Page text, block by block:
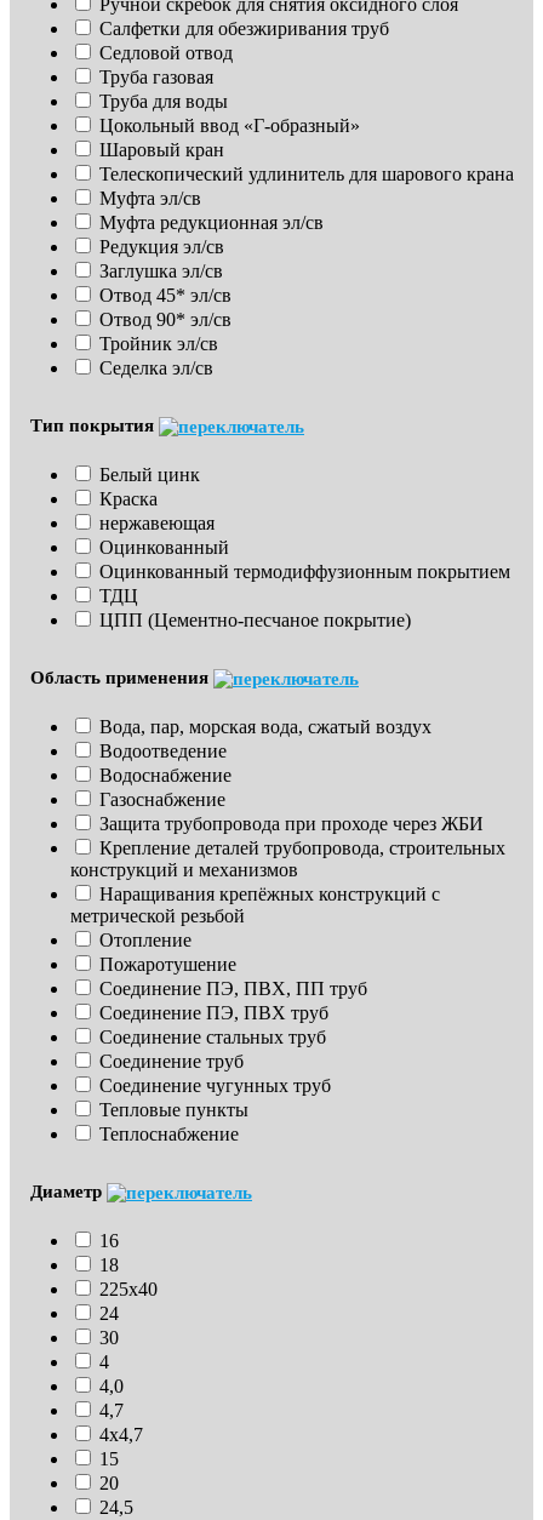
Ручной скребок для снятия оксидного слоя
Салфетки для обезжиривания труб
Седловой отвод
Труба газовая
Труба для воды
Цокольный ввод «Г-образный»
Шаровый кран
Телескопический удлинитель для шарового крана
Муфта эл/св
Муфта редукционная эл/св
Редукция эл/св
Заглушка эл/св
Отвод 45* эл/св
Отвод 90* эл/св
Тройник эл/св
Седелка эл/св
Тип покрытия
Белый цинк
Краска
нержавеющая
Оцинкованный
Оцинкованный термодиффузионным покрытием
ТДЦ
ЦПП (Цементно-песчаное покрытие)
Область применения
Вода, пар, морская вода, сжатый воздух
Водоотведение
Водоснабжение
Газоснабжение
Защита трубопровода при проходе через ЖБИ
Крепление деталей трубопровода, строительных
конструкций и механизмов
Наращивания крепёжных конструкций с
метрической резьбой
Отопление
Пожаротушение
Соединение ПЭ, ПВХ, ПП труб
Соединение ПЭ, ПВХ труб
Соединение стальных труб
Соединение труб
Соединение чугунных труб
Тепловые пункты
Теплоснабжение
Диаметр
16
18
225х40
24
30
4
4,0
4,7
4х4,7
15
20
24,5